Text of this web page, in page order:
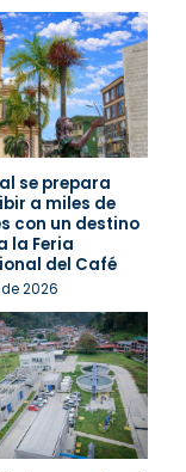
se prepara
a miles de
con un destino
la Feria
del Café
2026